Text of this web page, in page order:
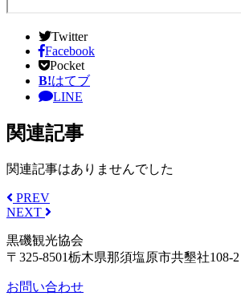
Twitter
Facebook
Pocket
B!はてブ
LINE
関連記事
関連記事はありませんでした
PREV
NEXT
黒磯観光協会
〒325-8501栃木県那須塩原市共墾社108-2
お問い合わせ